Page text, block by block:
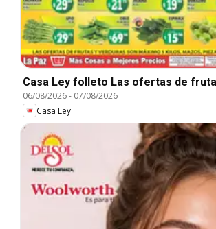
Casa Ley folleto Las ofertas de
06/08/2026- 07/08/2026
Casa Ley